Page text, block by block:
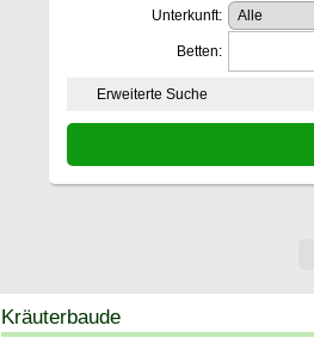
Unterkunft:
Betten:
Erweiterte Suche
Kräuterbaude